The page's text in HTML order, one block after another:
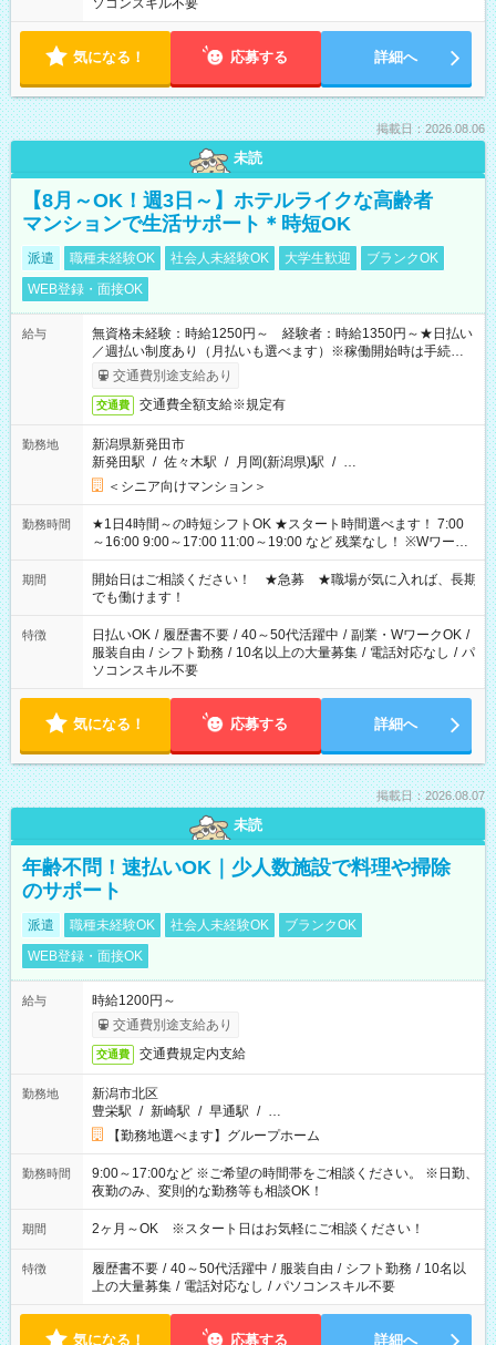
ソコンスキル不要
気になる！ 応募する 詳細へ
掲載日：2026.08.06
未読
【8月～OK！週3日～】ホテルライクな高齢者
マンションで生活サポート＊時短OK
派遣 職種未経験OK 社会人未経験OK 大学生歓迎
ブランクOK
WEB登録・面接OK
給与
無資格未経験：時給1250円～ 経験者：時給1350円～★日払い
／週払い制度あり（月払いも選べます）※稼働開始時は手続き完
了次第のお支払いとなります。
交通費別途支給あり
交通費 交通費全額支給※規定有
勤務地
新潟県新発田市
新発田駅 / 佐々木駅 / 月岡(新潟県)駅 / …
＜シニア向けマンション＞
勤務時間
★1日4時間～の時短シフトOK ★スタート時間選べます！ 7:00
～16:00 9:00～17:00 11:00～19:00 など 残業なし！ ※Wワーク
の場合、他のお仕事と合わせ週40時間超の就業はご案内できま
せん ※法令に基づき、週20時間以上勤務は社会保険への加入対
象となります ※労働者派遣法（日雇い派遣の原則禁止）によ
り、短時間・短期間の就業はご案内が難しい場合があります
期間
開始日はご相談ください！ ★急募 ★職場が気に入れば、長期
でも働けます！
特徴 日払いOK / 履歴書不要 / 40～50代活躍中 / 副業・WワークOK /
服装自由 / シフト勤務 / 10名以上の大量募集 / 電話対応なし / パ
ソコンスキル不要
気になる！ 応募する 詳細へ
掲載日：2026.08.07
未読
年齢不問！速払いOK｜少人数施設で料理や掃除
のサポート
派遣 職種未経験OK 社会人未経験OK
ブランクOK
WEB登録・面接OK
給与
時給1200円～
交通費別途支給あり
交通費 交通費規定内支給
勤務地
新潟市北区
豊栄駅 / 新崎駅 / 早通駅 / …
【勤務地選べます】グループホーム
勤務時間
9:00～17:00など ※ご希望の時間帯をご相談ください。 ※日勤、
夜勤のみ、変則的な勤務等も相談OK！
期間 2ヶ月～OK ※スタート日はお気軽にご相談ください！
特徴 履歴書不要 / 40～50代活躍中 / 服装自由 / シフト勤務 / 10名以
上の大量募集 / 電話対応なし / パソコンスキル不要
気になる！ 応募する 詳細へ